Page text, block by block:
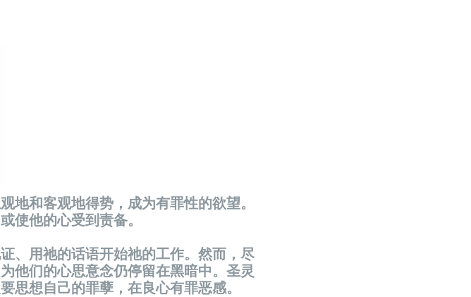
地和客观地得势，成为有罪性的欲望。
使他的心受到责备。
、用祂的话语开始祂的工作。然而，尽
他们的心思意念仍停留在黑暗中。圣灵
思想自己的罪孽，在良心有罪恶感。